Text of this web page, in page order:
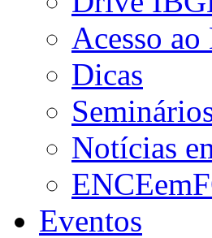
Acesso ao
Dicas
Notícias
Eventos